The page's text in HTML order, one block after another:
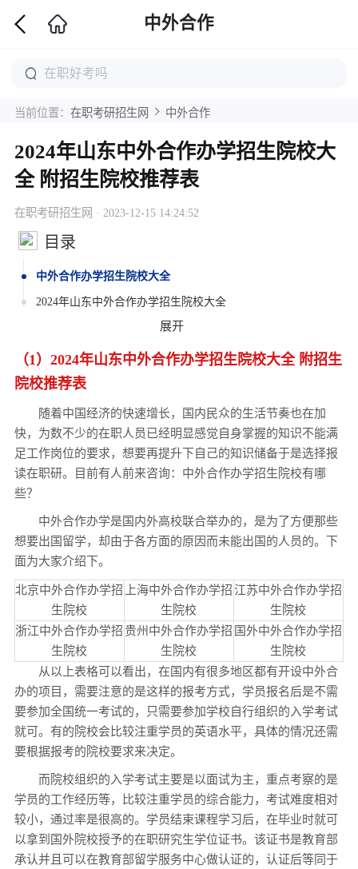
中外合作
当前位置： 在职考研招生网 中外合作
2024年山东中外合作办学招生院校大
全 附招生院校推荐表
在职考研招生网 · 2023-12-15 14:24:52
目录
中外合作办学招生院校大全
2024年山东中外合作办学招生院校大全
2024年全国各地区中外合作办学招生院校大全
2024年全国各地区中外合作办学招生院校大全
2024年浙江地区中外合作办学招生院校大全
2024年湖南地区中外合作办学招生院校大全
2024年湖北地区中外合作办学招生院校大全
2024年河南地区中外合作办学招生院校大全
展开
（1）2024年山东中外合作办学招生院校大全 附招生
院校推荐表
随着中国经济的快速增长，国内民众的生活节奏也在加
快，为数不少的在职人员已经明显感觉自身掌握的知识不能满
足工作岗位的要求，想要再提升下自己的知识储备于是选择报
读在职研。目前有人前来咨询：中外合作办学招生院校有哪
些？
中外合作办学是国内外高校联合举办的，是为了方便那些
想要出国留学，却由于各方面的原因而未能出国的人员的。下
面为大家介绍下。
北京中外合作办学招
生院校
上海中外合作办学招
生院校
江苏中外合作办学招
生院校
浙江中外合作办学招
生院校
贵州中外合作办学招
生院校
国外中外合作办学招
生院校
从以上表格可以看出，在国内有很多地区都有开设中外合
办的项目，需要注意的是这样的报考方式，学员报名后是不需
要参加全国统一考试的，只需要参加学校自行组织的入学考试
就可。有的院校会比较注重学员的英语水平，具体的情况还需
要根据报考的院校要求来决定。
而院校组织的入学考试主要是以面试为主，重点考察的是
学员的工作经历等，比较注重学员的综合能力，考试难度相对
较小，通过率是很高的。学员结束课程学习后，在毕业时就可
以拿到国外院校授予的在职研究生学位证书。该证书是教育部
承认并且可以在教育部留学服务中心做认证的，认证后等同于